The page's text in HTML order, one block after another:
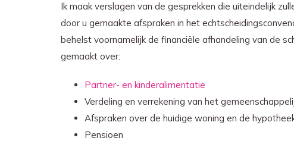
Ik maak verslagen van de gesprekken die uiteindelijk
door u gemaakte afspraken in het
behelst voornamelijk de financiële afhandeling van de
gemaakt over:
Partner­- en kinderalimentatie
Verdeling en verrekening van het
Afspraken over de huidige woning en de
Pensioen